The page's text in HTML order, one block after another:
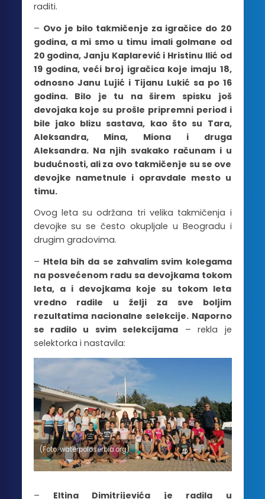
raditi.
– Ovo je bilo takmičenje za igračice do 20
godina, a mi smo u timu imali golmane od
20 godina, Janju Kaplarević i Hristinu Ilić od
19 godina, veći broj igračica koje imaju 18,
odnosno Janu Lujić i Tijanu Lukić sa po 16
godina. Bilo je tu na širem spisku još
devojaka koje su prošle pripremni period i
bile jako blizu sastava, kao što su Tara,
Aleksandra, Mina, Miona i druga
Aleksandra. Na njih svakako računam i u
budućnosti, ali za ovo takmičenje su se ove
devojke nametnule i opravdale mesto u
timu.
Ovog leta su održana tri velika takmičenja i
devojke su se često okupljale u Beogradu i
drugim gradovima.
– Htela bih da se zahvalim svim kolegama
na posvećenom radu sa devojkama tokom
leta, a i devojkama koje su tokom leta
vredno radile u želji za sve boljim
rezultatima nacionalne selekcije. Naporno
se radilo u svim selekcijama – rekla je
selektorka i nastavila:
(Foto: waterpoloserbia.org)
– Eltina Dimitrijevića je radila u